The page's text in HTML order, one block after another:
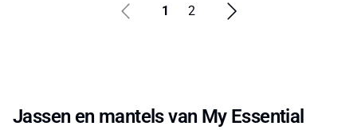
1 2
Jassen en mantels van My Essential